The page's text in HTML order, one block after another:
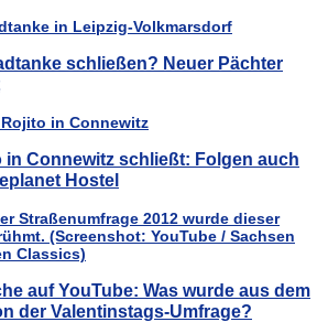
schließen? Neuer Pächter
in Connewitz schließt: Folgen auch
Hostel
auf YouTube: Was wurde aus dem
der Valentinstags-Umfrage?